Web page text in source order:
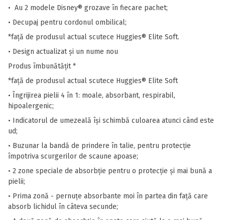
• Au 2 modele Disney® grozave în fiecare pachet;
• Decupaj pentru cordonul ombilical;
*faţă de produsul actual scutece Huggies® Elite Soft.
• Design actualizat și un nume nou
Produs îmbunătăţit *
*faţă de produsul actual scutece Huggies® Elite Soft
• Îngrijirea pielii 4 în 1: moale, absorbant, respirabil,
hipoalergenic;
• Indicatorul de umezeală îşi schimbă culoarea atunci când este
ud;
• Buzunar la bandă de prindere în talie, pentru protecție
împotriva scurgerilor de scaune apoase;
• 2 zone speciale de absorbție pentru o protecție și mai bună a
pielii;
• Prima zonă - pernuţe absorbante moi în partea din față care
absorb lichidul în câteva secunde;